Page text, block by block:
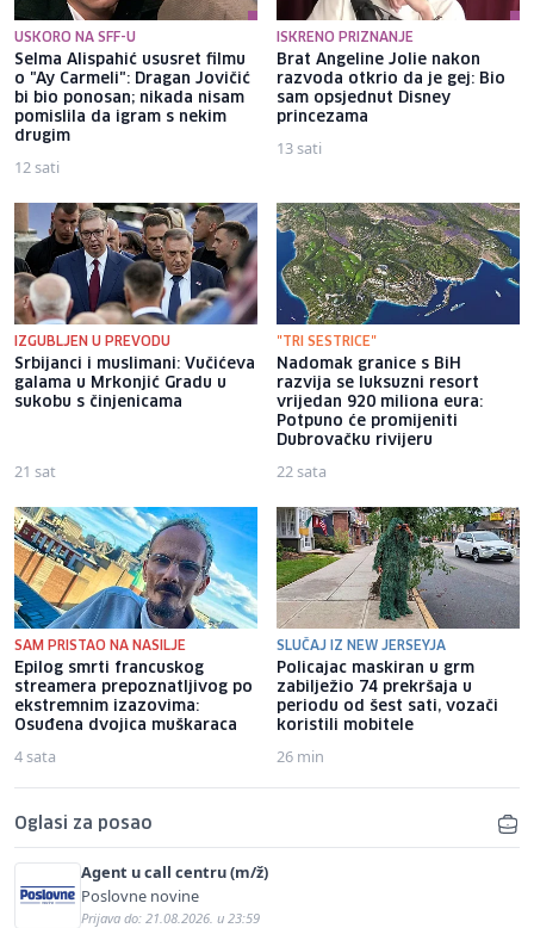
USKORO NA SFF-U
Selma Alispahić ususret filmu
o "Ay Carmeli": Dragan Jovičić
bi bio ponosan; nikada nisam
pomislila da igram s nekim
drugim
12 sati
ISKRENO PRIZNANJE
Brat Angeline Jolie nakon
razvoda otkrio da je gej: Bio
sam opsjednut Disney
princezama
13 sati
IZGUBLJEN U PREVODU
Srbijanci i muslimani: Vučićeva
galama u Mrkonjić Gradu u
sukobu s činjenicama
21 sat
"TRI SESTRICE"
Nadomak granice s BiH
razvija se luksuzni resort
vrijedan 920 miliona eura:
Potpuno će promijeniti
Dubrovačku rivijeru
22 sata
SAM PRISTAO NA NASILJE
Epilog smrti francuskog
streamera prepoznatljivog po
ekstremnim izazovima:
Osuđena dvojica muškaraca
4 sata
SLUČAJ IZ NEW JERSEYJA
Policajac maskiran u grm
zabilježio 74 prekršaja u
periodu od šest sati, vozači
koristili mobitele
26 min
Oglasi za posao
Agent u call centru (m/ž)
Poslovne novine
Prijava do: 21.08.2026. u 23:59